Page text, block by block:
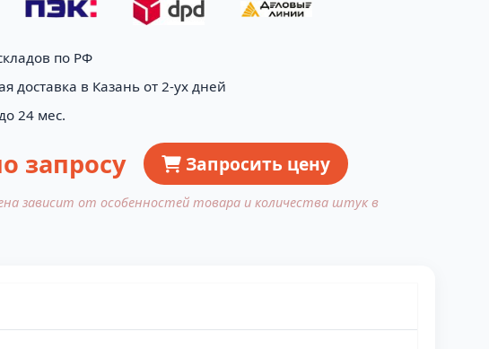
по РФ
доставка в Казань от 2-ух дней
24 мес.
запросу Запросить цену
зависит от особенностей товара и количества штук в